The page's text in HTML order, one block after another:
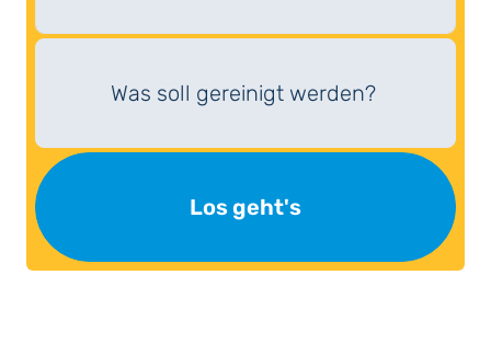
Was soll gereinigt werden?
Los geht's